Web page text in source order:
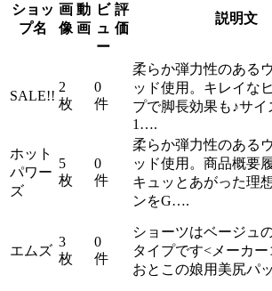
ショッ
プ名
画
像
動
画
ビ
ュ
ー
評
価
説明文
SALE!!
2
枚
0
件
柔らか弾力性のある
ッド使用。キレイな
プで脚長効果も♪サイ
1….
ホット
パワー
ズ
5
枚
0
件
柔らか弾力性のある
ッド使用。商品概要
キュッとあがった理
ンをG….
エムズ
3
枚
0
件
ショーツはベージュ
タイプです<メーカ
おとこの娘用美尻パ